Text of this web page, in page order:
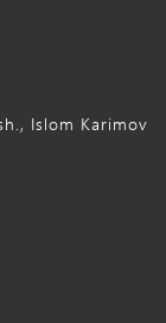
Islom Karimov